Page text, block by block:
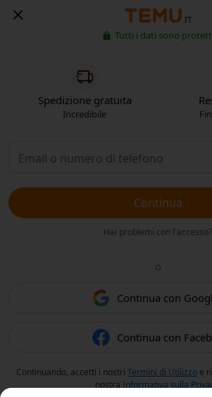
IT
Tutti i dati sono
Spedizione gratuita
Incredibile
Continua
Hai problemi con l'accesso?
o
Continua con
Continua con
Continuando, accetti i nostri Termini di Utilizzo e
nostra Informativa sulla